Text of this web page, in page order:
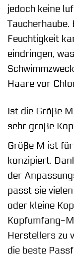
jedoch keine
Feuchtigkeit
eindringen,
Haare vor
Ist die Größe
sehr große
Größe M ist
konzipiert.
der
passt sie
oder kleine
Kopfumfang-
Herstellers zu
die beste